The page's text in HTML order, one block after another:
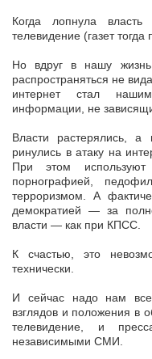
Когда лопнула
телевидение (газет
Но вдруг в нашу жизнь
распространяться не
интернет стал
информации, не
Власти растерялись, а
ринулись в атаку на
При этом
порнографией,
терроризмом. А
демократией — за
власти — как при КПСС.
К счастью, это
технически.
И сейчас надо нам
взглядов и положения в
телевидение, и
независимыми СМИ.